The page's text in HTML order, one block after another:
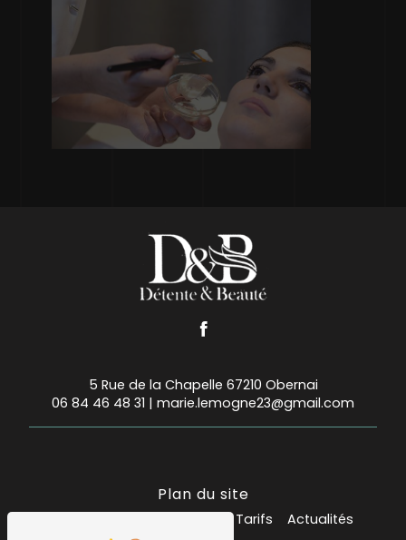
5 Rue de la Chapelle 67210 Obernai
06 84 46 48 31 | marie.lemogne23@gmail.com
Plan du site
Tarifs Actualités